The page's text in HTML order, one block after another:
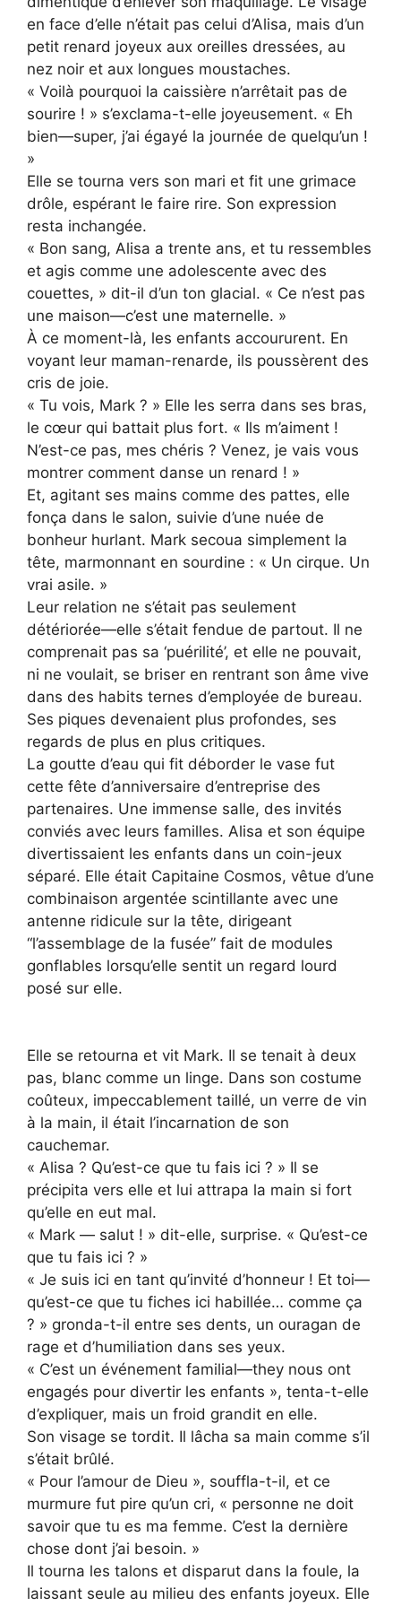
en face d’elle n’était pas celui d’Alisa, mais d’un
petit renard joyeux aux oreilles dressées, au
nez noir et aux longues moustaches.
« Voilà pourquoi la caissière n’arrêtait pas de
sourire ! » s’exclama-t-elle joyeusement. « Eh
bien—super, j’ai égayé la journée de quelqu’un !
»
Elle se tourna vers son mari et fit une grimace
drôle, espérant le faire rire. Son expression
resta inchangée.
« Bon sang, Alisa a trente ans, et tu ressembles
et agis comme une adolescente avec des
couettes, » dit-il d’un ton glacial. « Ce n’est pas
une maison—c’est une maternelle. »
À ce moment-là, les enfants accoururent. En
voyant leur maman-renarde, ils poussèrent des
cris de joie.
« Tu vois, Mark ? » Elle les serra dans ses bras,
le cœur qui battait plus fort. « Ils m’aiment !
N’est-ce pas, mes chéris ? Venez, je vais vous
montrer comment danse un renard ! »
Et, agitant ses mains comme des pattes, elle
fonça dans le salon, suivie d’une nuée de
bonheur hurlant. Mark secoua simplement la
tête, marmonnant en sourdine : « Un cirque. Un
vrai asile. »
Leur relation ne s’était pas seulement
détériorée—elle s’était fendue de partout. Il ne
comprenait pas sa ‘puérilité’, et elle ne pouvait,
ni ne voulait, se briser en rentrant son âme vive
dans des habits ternes d’employée de bureau.
Ses piques devenaient plus profondes, ses
regards de plus en plus critiques.
La goutte d’eau qui fit déborder le vase fut
cette fête d’anniversaire d’entreprise des
partenaires. Une immense salle, des invités
conviés avec leurs familles. Alisa et son équipe
divertissaient les enfants dans un coin-jeux
séparé. Elle était Capitaine Cosmos, vêtue d’une
combinaison argentée scintillante avec une
antenne ridicule sur la tête, dirigeant
“l’assemblage de la fusée” fait de modules
gonflables lorsqu’elle sentit un regard lourd
posé sur elle.
Elle se retourna et vit Mark. Il se tenait à deux
pas, blanc comme un linge. Dans son costume
coûteux, impeccablement taillé, un verre de vin
à la main, il était l’incarnation de son
cauchemar.
« Alisa ? Qu’est-ce que tu fais ici ? » Il se
précipita vers elle et lui attrapa la main si fort
qu’elle en eut mal.
« Mark — salut ! » dit-elle, surprise. « Qu’est-ce
que tu fais ici ? »
« Je suis ici en tant qu’invité d’honneur ! Et toi—
qu’est-ce que tu fiches ici habillée… comme ça
? » gronda-t-il entre ses dents, un ouragan de
rage et d’humiliation dans ses yeux.
« C’est un événement familial—they nous ont
engagés pour divertir les enfants », tenta-t-elle
d’expliquer, mais un froid grandit en elle.
Son visage se tordit. Il lâcha sa main comme s’il
s’était brûlé.
« Pour l’amour de Dieu », souffla-t-il, et ce
murmure fut pire qu’un cri, « personne ne doit
savoir que tu es ma femme. C’est la dernière
chose dont j’ai besoin. »
Il tourna les talons et disparut dans la foule, la
laissant seule au milieu des enfants joyeux. Elle